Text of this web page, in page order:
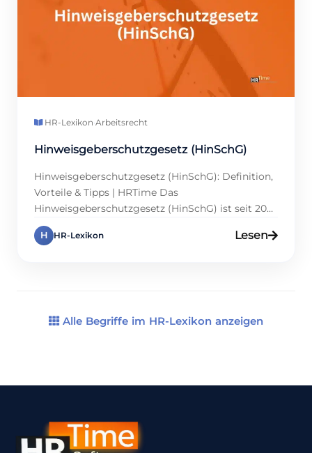
HR-Lexikon·Arbeitsrecht
Hinweisgeberschutzgesetz (HinSchG)
Hinweisgeberschutzgesetz (HinSchG): Definition,
Vorteile & Tipps | HRTime Das
Hinweisgeberschutzgesetz (HinSchG) ist seit 2023
ein Kernthema für Unternehmen in Deutschland.
Es verpflichtet Organisationen, sichere
kennen, denn sie betreffen interne Prozesse und
H HR-Lexikon Lesen
Alle Begriffe im HR-Lexikon anzeigen